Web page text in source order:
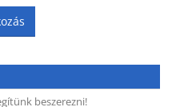
beszerezni!